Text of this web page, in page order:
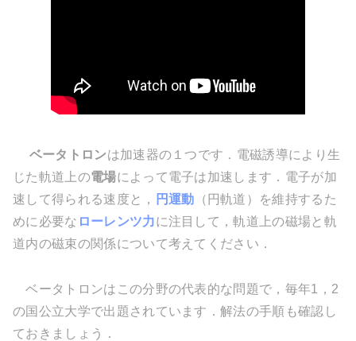
ベータトロンは加速器の１つです．電磁誘導により生
じた軌道上の電場によって電子は加速します．電子が加
速して得られる速度と，
円運動 （円軌道）を維持するた
めに必要な ローレンツ力に注目して，軌道上の磁場と軌
道内の磁束の関係について考えてください．
ベータトロンはこの分野の代表的な問題で，毎年1，2
の国公立大学で出題されています．解法の手順も確認し
ておきましょう．